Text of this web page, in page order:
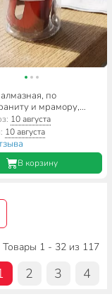
по
и мрамору,
диаметр 45 мм,
хвостовик, с
сверлом,
10 августа
10 августа
В корзину
Товары 1 - 32 из 117
2 3 4